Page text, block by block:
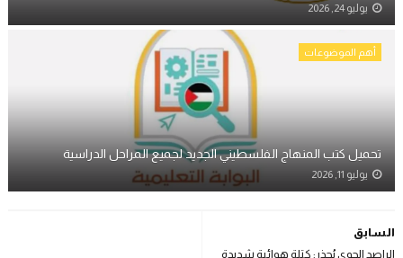
يوليو 24, 2026
أهم الموضوعات
تحميل كتب المنهاج الفلسطيني الجديد لجميع المراحل الدراسية
يوليو 11, 2026
السابق
الراصد الجوي يُحذر: كتلة هوائية شديدة